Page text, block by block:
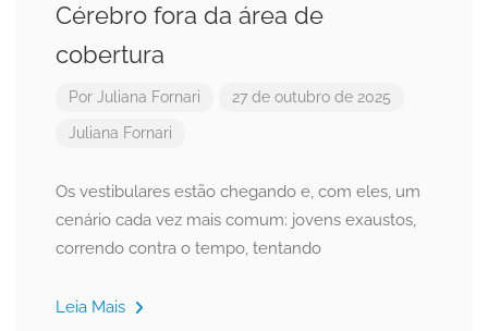
Cérebro fora da área de
cobertura
Por Juliana Fornari 27 de outubro de 2025
Juliana Fornari
Os vestibulares estão chegando e, com eles, um
cenário cada vez mais comum: jovens exaustos,
correndo contra o tempo, tentando
Leia Mais